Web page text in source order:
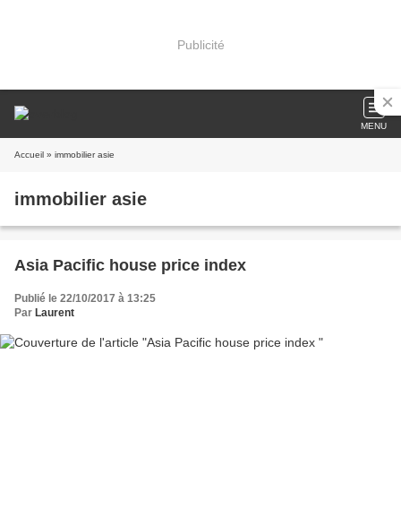
Publicité
MENU
Accueil » immobilier asie
immobilier asie
Asia Pacific house price index
Publié le 22/10/2017 à 13:25
Par Laurent